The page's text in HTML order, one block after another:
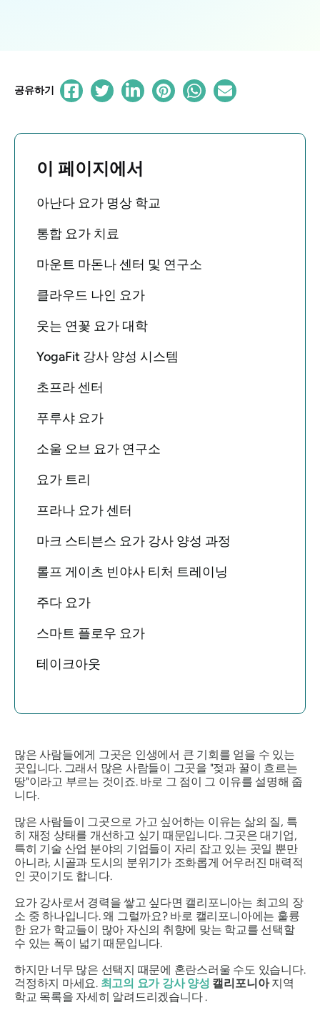
공유하기
이 페이지에서
아난다 요가 명상 학교
통합 요가 치료
마운트 마돈나 센터 및 연구소
클라우드 나인 요가
웃는 연꽃 요가 대학
YogaFit 강사 양성 시스템
초프라 센터
푸루샤 요가
소울 오브 요가 연구소
요가 트리
프라나 요가 센터
마크 스티븐스 요가 강사 양성 과정
롤프 게이츠 빈야사 티처 트레이닝
주다 요가
스마트 플로우 요가
테이크아웃
많은 사람들에게 그곳은 인생에서 큰 기회를 얻을 수 있는
곳입니다. 그래서 많은 사람들이 그곳을 "젖과 꿀이 흐르는
땅"이라고 부르는 것이죠. 바로 그 점이 그 이유를 설명해 줍
니다.
많은 사람들이 그곳으로 가고 싶어하는 이유는 삶의 질, 특
히 재정 상태를 개선하고 싶기 때문입니다. 그곳은 대기업,
특히 기술 산업 분야의 기업들이 자리 잡고 있는 곳일 뿐만
아니라, 시골과 도시의 분위기가 조화롭게 어우러진 매력적
인 곳이기도 합니다.
요가 강사로서 경력을 쌓고 싶다면 캘리포니아는 최고의 장
소 중 하나입니다. 왜 그럴까요? 바로 캘리포니아에는 훌륭
한 요가 학교들이 많아 자신의 취향에 맞는 학교를 선택할
수 있는 폭이 넓기 때문입니다.
하지만 너무 많은 선택지 때문에 혼란스러울 수도 있습니다.
걱정하지 마세요. 최고의 요가 강사 양성 캘리포니아지역
학교 목록을 자세히 알려드리겠습니다 .